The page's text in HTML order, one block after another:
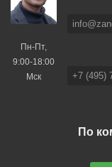
Пн-Пт,
9:00-18:00
Мск
+7 (495)
По